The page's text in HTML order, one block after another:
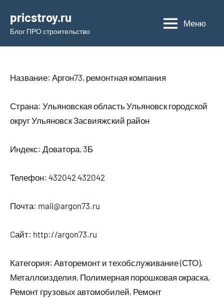
содержимому
pricstroy.ru
Блог ПРО строительство
Меню
Название: Аргон73, ремонтная компания
Страна: Ульяновская область Ульяновск городской
округ Ульяновск Засвияжский район
Индекс: Доватора, 3Б
Телефон: 432042 432042
Почта: mail@argon73.ru
Cайт: http://argon73.ru
Категория: Авторемонт и техобслуживание (СТО),
Металлоизделия, Полимерная порошковая окраска,
Ремонт грузовых автомобилей, Ремонт